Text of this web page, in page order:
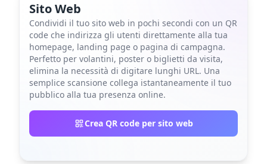
Sito Web
Condividi il tuo sito web in pochi secondi con un QR
code che indirizza gli utenti direttamente alla tua
homepage, landing page o pagina di campagna.
Perfetto per volantini, poster o biglietti da visita,
elimina la necessità di digitare lunghi URL. Una
semplice scansione collega istantaneamente il tuo
pubblico alla tua presenza online.
Crea QR code per sito web